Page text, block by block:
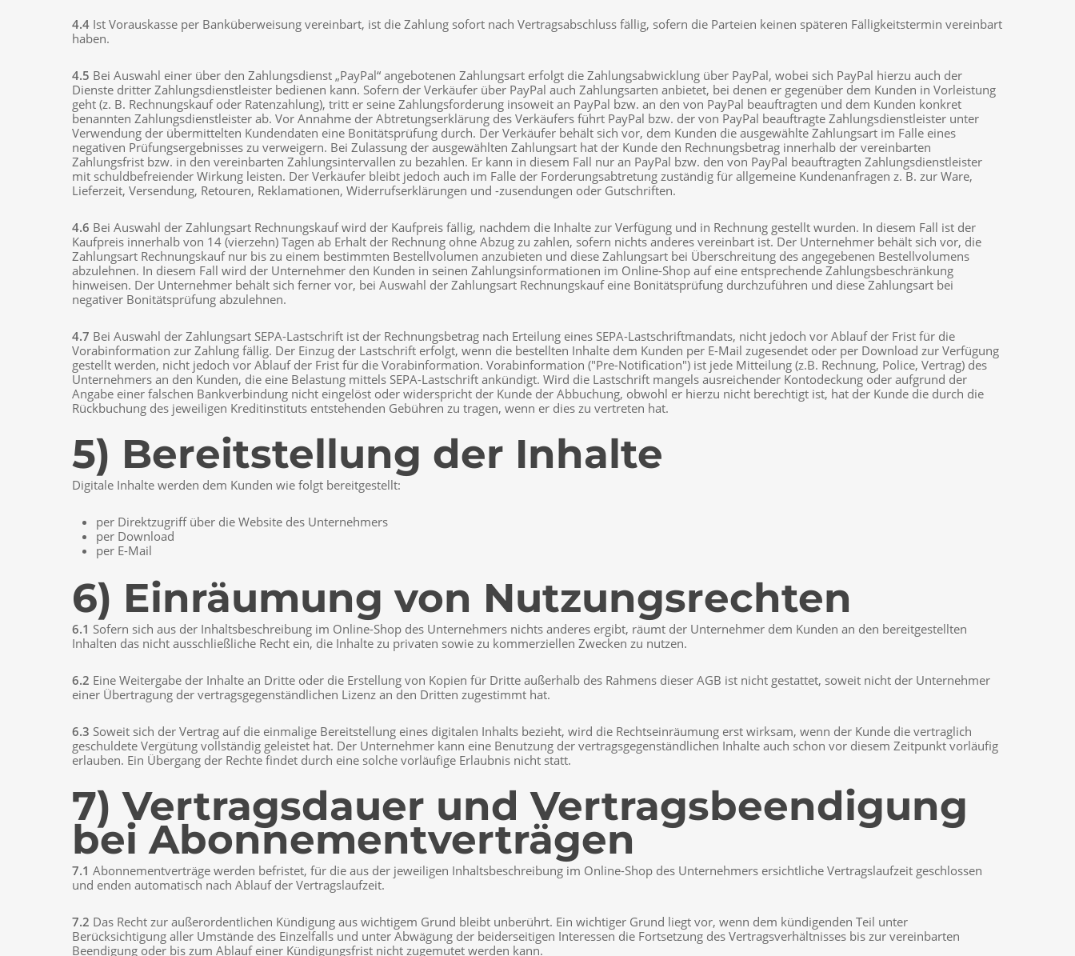
4.4 Ist Vorauskasse per Banküberweisung vereinbart, ist die Zahlung sofort nach Vertragsabschluss fällig, sofern die Parteien keinen späteren Fälligkeitstermin vereinbart
haben.
4.5 Bei Auswahl einer über den Zahlungsdienst „PayPal“ angebotenen Zahlungsart erfolgt die Zahlungsabwicklung über PayPal, wobei sich PayPal hierzu auch der
Dienste dritter Zahlungsdienstleister bedienen kann. Sofern der Verkäufer über PayPal auch Zahlungsarten anbietet, bei denen er gegenüber dem Kunden in Vorleistung
geht (z. B. Rechnungskauf oder Ratenzahlung), tritt er seine Zahlungsforderung insoweit an PayPal bzw. an den von PayPal beauftragten und dem Kunden konkret
benannten Zahlungsdienstleister ab. Vor Annahme der Abtretungserklärung des Verkäufers führt PayPal bzw. der von PayPal beauftragte Zahlungsdienstleister unter
Verwendung der übermittelten Kundendaten eine Bonitätsprüfung durch. Der Verkäufer behält sich vor, dem Kunden die ausgewählte Zahlungsart im Falle eines
negativen Prüfungsergebnisses zu verweigern. Bei Zulassung der ausgewählten Zahlungsart hat der Kunde den Rechnungsbetrag innerhalb der vereinbarten
Zahlungsfrist bzw. in den vereinbarten Zahlungsintervallen zu bezahlen. Er kann in diesem Fall nur an PayPal bzw. den von PayPal beauftragten Zahlungsdienstleister
mit schuldbefreiender Wirkung leisten. Der Verkäufer bleibt jedoch auch im Falle der Forderungsabtretung zuständig für allgemeine Kundenanfragen z. B. zur Ware,
Lieferzeit, Versendung, Retouren, Reklamationen, Widerrufserklärungen und -zusendungen oder Gutschriften.
4.6 Bei Auswahl der Zahlungsart Rechnungskauf wird der Kaufpreis fällig, nachdem die Inhalte zur Verfügung und in Rechnung gestellt wurden. In diesem Fall ist der
Kaufpreis innerhalb von 14 (vierzehn) Tagen ab Erhalt der Rechnung ohne Abzug zu zahlen, sofern nichts anderes vereinbart ist. Der Unternehmer behält sich vor, die
Zahlungsart Rechnungskauf nur bis zu einem bestimmten Bestellvolumen anzubieten und diese Zahlungsart bei Überschreitung des angegebenen Bestellvolumens
abzulehnen. In diesem Fall wird der Unternehmer den Kunden in seinen Zahlungsinformationen im Online-Shop auf eine entsprechende Zahlungsbeschränkung
hinweisen. Der Unternehmer behält sich ferner vor, bei Auswahl der Zahlungsart Rechnungskauf eine Bonitätsprüfung durchzuführen und diese Zahlungsart bei
negativer Bonitätsprüfung abzulehnen.
4.7 Bei Auswahl der Zahlungsart SEPA-Lastschrift ist der Rechnungsbetrag nach Erteilung eines SEPA-Lastschriftmandats, nicht jedoch vor Ablauf der Frist für die
Vorabinformation zur Zahlung fällig. Der Einzug der Lastschrift erfolgt, wenn die bestellten Inhalte dem Kunden per E-Mail zugesendet oder per Download zur Verfügung
gestellt werden, nicht jedoch vor Ablauf der Frist für die Vorabinformation. Vorabinformation ("Pre-Notification") ist jede Mitteilung (z.B. Rechnung, Police, Vertrag) des
Unternehmers an den Kunden, die eine Belastung mittels SEPA-Lastschrift ankündigt. Wird die Lastschrift mangels ausreichender Kontodeckung oder aufgrund der
Angabe einer falschen Bankverbindung nicht eingelöst oder widerspricht der Kunde der Abbuchung, obwohl er hierzu nicht berechtigt ist, hat der Kunde die durch die
Rückbuchung des jeweiligen Kreditinstituts entstehenden Gebühren zu tragen, wenn er dies zu vertreten hat.
5) Bereitstellung der Inhalte
Digitale Inhalte werden dem Kunden wie folgt bereitgestellt:
per Direktzugriff über die Website des Unternehmers
per Download
per E-Mail
6) Einräumung von Nutzungsrechten
6.1 Sofern sich aus der Inhaltsbeschreibung im Online-Shop des Unternehmers nichts anderes ergibt, räumt der Unternehmer dem Kunden an den bereitgestellten
Inhalten das nicht ausschließliche Recht ein, die Inhalte zu privaten sowie zu kommerziellen Zwecken zu nutzen.
6.2 Eine Weitergabe der Inhalte an Dritte oder die Erstellung von Kopien für Dritte außerhalb des Rahmens dieser AGB ist nicht gestattet, soweit nicht der Unternehmer
einer Übertragung der vertragsgegenständlichen Lizenz an den Dritten zugestimmt hat.
6.3 Soweit sich der Vertrag auf die einmalige Bereitstellung eines digitalen Inhalts bezieht, wird die Rechtseinräumung erst wirksam, wenn der Kunde die vertraglich
geschuldete Vergütung vollständig geleistet hat. Der Unternehmer kann eine Benutzung der vertragsgegenständlichen Inhalte auch schon vor diesem Zeitpunkt vorläufig
erlauben. Ein Übergang der Rechte findet durch eine solche vorläufige Erlaubnis nicht statt.
7) Vertragsdauer und Vertragsbeendigung
bei Abonnementverträgen
7.1 Abonnementverträge werden befristet, für die aus der jeweiligen Inhaltsbeschreibung im Online-Shop des Unternehmers ersichtliche Vertragslaufzeit geschlossen
und enden automatisch nach Ablauf der Vertragslaufzeit.
7.2 Das Recht zur außerordentlichen Kündigung aus wichtigem Grund bleibt unberührt. Ein wichtiger Grund liegt vor, wenn dem kündigenden Teil unter
Berücksichtigung aller Umstände des Einzelfalls und unter Abwägung der beiderseitigen Interessen die Fortsetzung des Vertragsverhältnisses bis zur vereinbarten
Beendigung oder bis zum Ablauf einer Kündigungsfrist nicht zugemutet werden kann.